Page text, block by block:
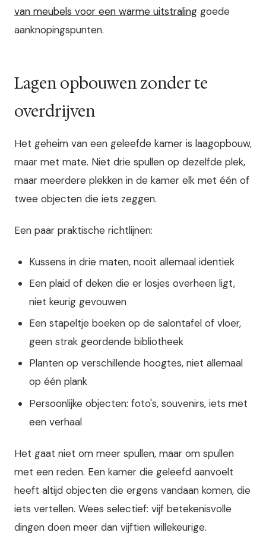
van meubels voor een warme uitstraling goede
aanknopingspunten.
Lagen opbouwen zonder te
overdrijven
Het geheim van een geleefde kamer is laagopbouw,
maar met mate. Niet drie spullen op dezelfde plek,
maar meerdere plekken in de kamer elk met één of
twee objecten die iets zeggen.
Een paar praktische richtlijnen:
Kussens in drie maten, nooit allemaal identiek
Een plaid of deken die er losjes overheen ligt,
niet keurig gevouwen
Een stapeltje boeken op de salontafel of vloer,
geen strak geordende bibliotheek
Planten op verschillende hoogtes, niet allemaal
op één plank
Persoonlijke objecten: foto's, souvenirs, iets met
een verhaal
Het gaat niet om meer spullen, maar om spullen
met een reden. Een kamer die geleefd aanvoelt
heeft altijd objecten die ergens vandaan komen, die
iets vertellen. Wees selectief: vijf betekenisvolle
dingen doen meer dan vijftien willekeurige.